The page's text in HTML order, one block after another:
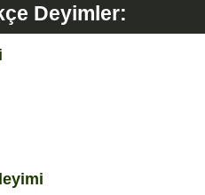
Deyimler: